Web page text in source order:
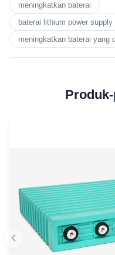
meningkatkan baterai
baterai lithium power
meningkatkan baterai yang